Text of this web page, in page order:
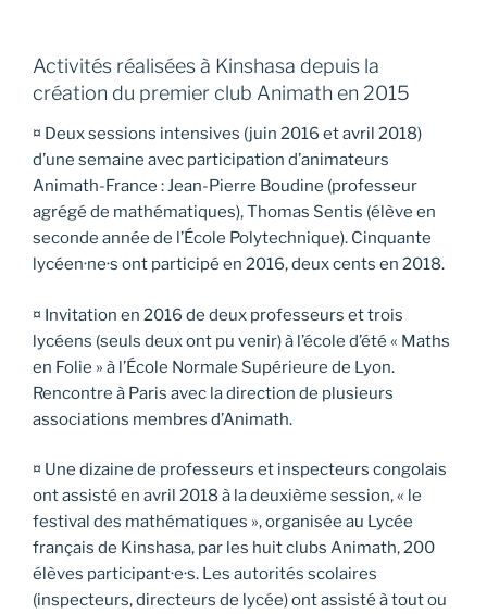
Activités réalisées à Kinshasa depuis la
création du premier club Animath en 2015
¤ Deux sessions intensives (juin 2016 et avril 2018)
d’une semaine avec participation d’animateurs
Animath-France : Jean-Pierre Boudine (professeur
agrégé de mathématiques), Thomas Sentis (élève en
seconde année de l’École Polytechnique). Cinquante
lycéen·ne·s ont participé en 2016, deux cents en 2018.
¤ Invitation en 2016 de deux professeurs et trois
lycéens (seuls deux ont pu venir) à l’école d’été « Maths
en Folie » à l’École Normale Supérieure de Lyon.
Rencontre à Paris avec la direction de plusieurs
associations membres d’Animath.
¤ Une dizaine de professeurs et inspecteurs congolais
ont assisté en avril 2018 à la deuxième session, « le
festival des mathématiques », organisée au Lycée
français de Kinshasa, par les huit clubs Animath, 200
élèves participant·e·s. Les autorités scolaires
(inspecteurs, directeurs de lycée) ont assisté à tout ou